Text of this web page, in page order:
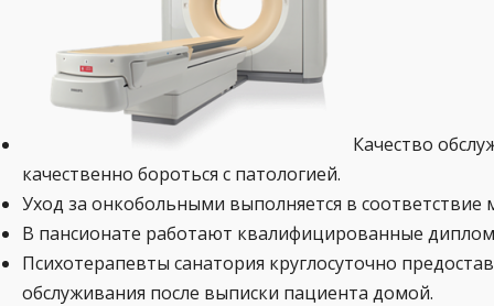
Качество
качественно бороться с патологией.
Уход за онкобольными выполняется в
В пансионате работают квалифицированные
Психотерапевты санатория круглосуточно
обслуживания после выписки пациента домой.